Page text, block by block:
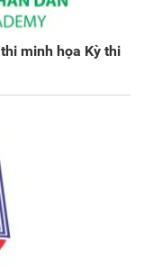
minh họa Kỳ thi